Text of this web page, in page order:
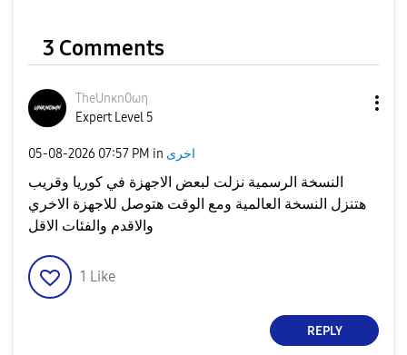
3 Comments
TheUnκn0ωη
Expert Level 5
‎05-08-2026 07:57 PM in اخرى
النسخة الرسمية نزلت لبعض الاجهزة في كوريا وقريب
هتنزل النسخة العالمية ومع الوقت هتوصل للاجهزة الاخري
والاقدم والفئات الاقل
1 Like
REPLY